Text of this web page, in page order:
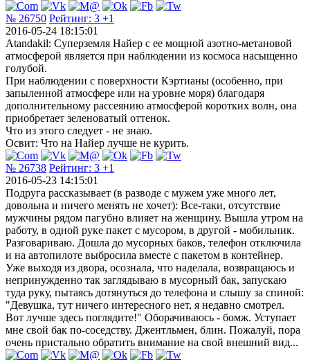
№ 26750 Рейтинг: 3 +1
2016-05-24 18:15:01
Atandakil: Суперземля Найер с ее мощной азотно-метановой
атмосферой является при наблюдении из космоса насыщенно
голубой.
При наблюдении с поверхности Кэртианы (особенно, при
запыленной атмосфере или на уровне моря) благодаря
дополнительному рассеянию атмосферой коротких волн, она
приобретает зеленоватый оттенок.
Что из этого следует - не знаю.
Освит: Что на Найер лучше не курить.
№ 26738 Рейтинг: 3 +1
2016-05-23 14:15:01
Подруга рассказывает (в разводе с мужем уже много лет,
довольна и ничего менять не хочет): Все-таки, отсутствие
мужчины рядом пагубно влияет на женщину. Вышла утром на
работу, в одной руке пакет с мусором, в другой - мобильник.
Разговариваю. Дошла до мусорных баков, телефон отключила
и на автопилоте выбросила вместе с пакетом в контейнер.
Уже выходя из двора, осознала, что наделала, возвращаюсь и
непринужденно так заглядываю в мусорный бак, запускаю
туда руку, пытаясь дотянуться до телефона и слышу за спиной:
"Девушка, тут ничего интересного нет, я недавно смотрел.
Вот лучше здесь поглядите!" Оборачиваюсь - бомж. Уступает
мне свой бак по-соседству. Джентльмен, блин. Пожалуй, пора
очень пристально обратить внимание на свой внешний вид...